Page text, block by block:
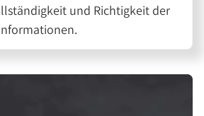
und Richtigkeit der